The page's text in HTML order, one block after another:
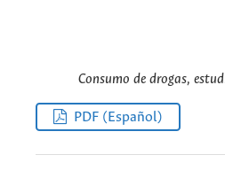
Consumo de drogas,
PDF (Español)